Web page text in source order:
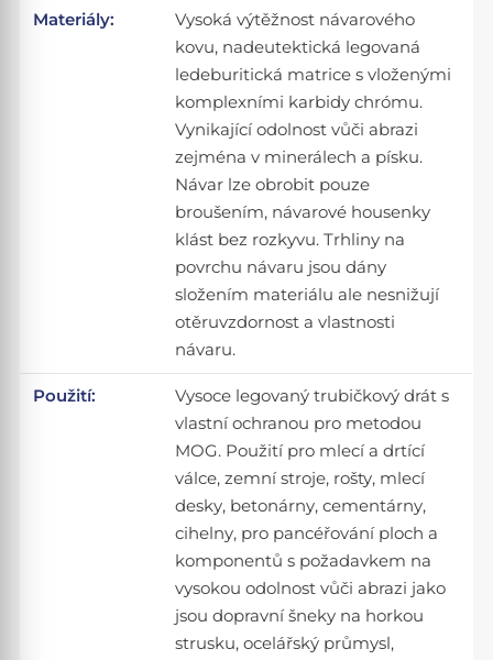
Materiály:
Vysoká výtěžnost návarového
kovu, nadeutektická legovaná
ledeburitická matrice s vloženými
komplexními karbidy chrómu.
Vynikající odolnost vůči abrazi
zejména v minerálech a písku.
Návar lze obrobit pouze
broušením, návarové housenky
klást bez rozkyvu. Trhliny na
povrchu návaru jsou dány
složením materiálu ale nesnižují
otěruvzdornost a vlastnosti
návaru.
Použití:
Vysoce legovaný trubičkový drát s
vlastní ochranou pro metodou
MOG. Použití pro mlecí a drtící
válce, zemní stroje, rošty, mlecí
desky, betonárny, cementárny,
cihelny, pro pancéřování ploch a
komponentů s požadavkem na
vysokou odolnost vůči abrazi jako
jsou dopravní šneky na horkou
strusku, ocelářský průmysl,